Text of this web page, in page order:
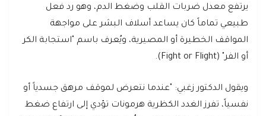
يرتفع معدل ضربات القلب وضغط الدم، وهو رد فعل
طبيعي تماماً كان يساعد أسلاف البشر على مواجهة
المواقف الخطيرة أو المصيرية، ويُعرف باسم "استجابة الكر
أو الفر" (Fight or Flight).
ويقول الدكتور زغبي: "عندما نتعرض لموقف مرهق جسدياً أو
نفسياً، تفرز الغدد الكظرية هرمونات تؤدي إلى ارتفاع ضغط